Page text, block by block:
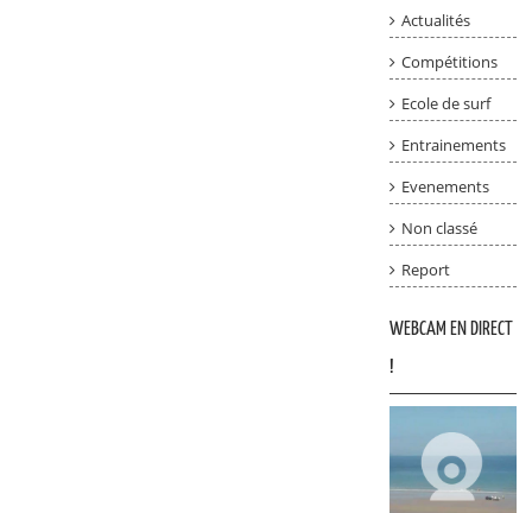
Actualités
Compétitions
Ecole de surf
Entrainements
Evenements
Non classé
Report
WEBCAM EN DIRECT
!